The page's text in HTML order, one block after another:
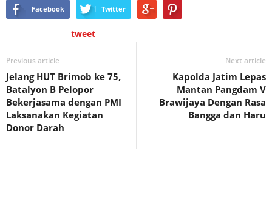
Facebook Twitter
tweet
Previous article
Jelang HUT Brimob ke 75,
Batalyon B Pelopor
Bekerjasama dengan PMI
Laksanakan Kegiatan
Donor Darah
Next article
Kapolda Jatim Lepas
Mantan Pangdam V
Brawijaya Dengan Rasa
Bangga dan Haru